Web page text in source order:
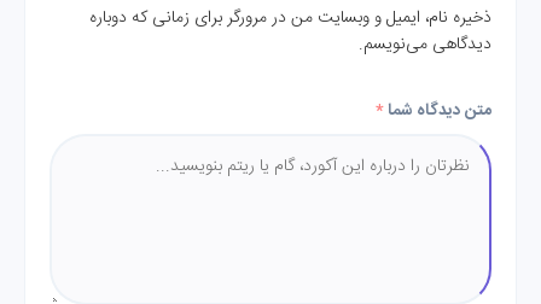
ذخیره نام، ایمیل و وبسایت من در مرورگر برای زمانی که دوباره
دیدگاهی می‌نویسم.
متن دیدگاه شما*